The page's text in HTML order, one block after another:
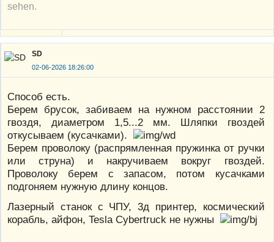
sehen.
SD
02-06-2026 18:26:00
Способ есть.
Берем брусок, забиваем на нужном расстоянии 2
гвоздя, диаметром 1,5...2 мм. Шляпки гвоздей
откусываем (кусачками).
Берем проволоку (распрямленная пружинка от ручки
или струна) и накручиваем вокруг гвоздей.
Проволоку берем с запасом, потом кусачками
подгоняем нужную длину концов.
Лазерный станок с ЧПУ, 3д принтер, космический
корабль, айфон, Tesla Cybertruck не нужны